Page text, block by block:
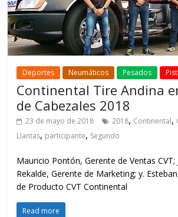
Deportes Neumáticos Pesados
Continental Tire Andina
de Cabezales 2018
23 de mayo de 2018 2018, Continental,
Llantas, participante, Segundo
Mauricio Pontón, Gerente de Ventas CVT;
Rekalde, Gerente de Marketing; y.
de Producto CVT Continental
Read more